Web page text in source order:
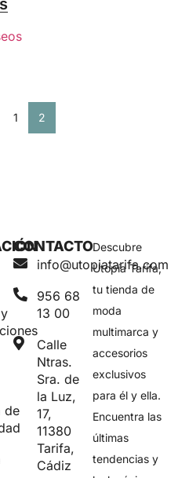
1 2
Descubre
Utopía Tarifa,
tu tienda de
moda
multimarca y
accesorios
exclusivos
para él y ella.
Encuentra las
últimas
tendencias y
CONTACTO
info@utopiatarifa.com
956 68
13 00
Calle
Ntras.
Sra. de
la Luz,
17,
11380
Tarifa,
Cádiz
de